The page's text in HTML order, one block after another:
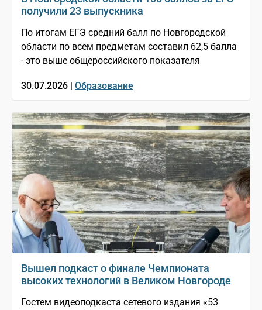
получили 23 выпускника
По итогам ЕГЭ средний балл по Новгородской
области по всем предметам составил 62,5 балла
- это выше общероссийского показателя
30.07.2026 | Образование
Вышел подкаст о финале Чемпионата
высоких технологий в Великом Новгороде
Гостем видеоподкаста сетевого издания «53